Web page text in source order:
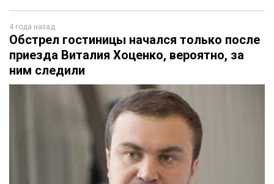
4 года назад
Обстрел гостиницы начался только после
приезда Виталия Хоценко, вероятно, за
ним следили